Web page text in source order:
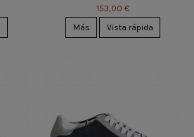
153,00 €
Más
Vista rápida